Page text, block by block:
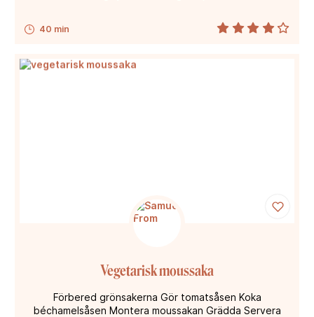
40 min
Vegetarisk moussaka
Förbered grönsakerna Gör tomatsåsen Koka
béchamelsåsen Montera moussakan Grädda Servera